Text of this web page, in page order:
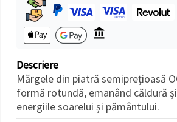
Descriere
Mărgele din piatră semiprețioasă
formă rotundă, emanând căldură
energiile soarelui și pământului.